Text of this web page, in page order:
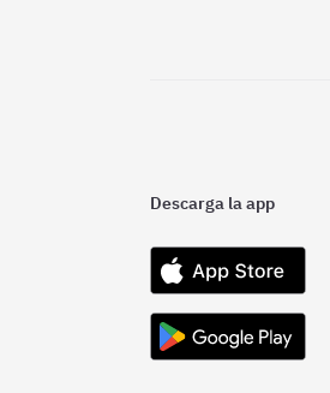
Descarga la app